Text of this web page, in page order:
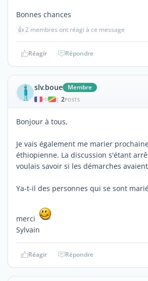
Bonnes chances
👍2 membres ont réagi à ce message
Réagir Répondre
slv.boue Membre
| 2POSTS
Bonjour à tous,
Je vais également me marier
éthiopienne. La discussion s'étant
voulais savoir si les démarches
Ya-t-il des personnes qui se sont
merci
Sylvain
Réagir Répondre